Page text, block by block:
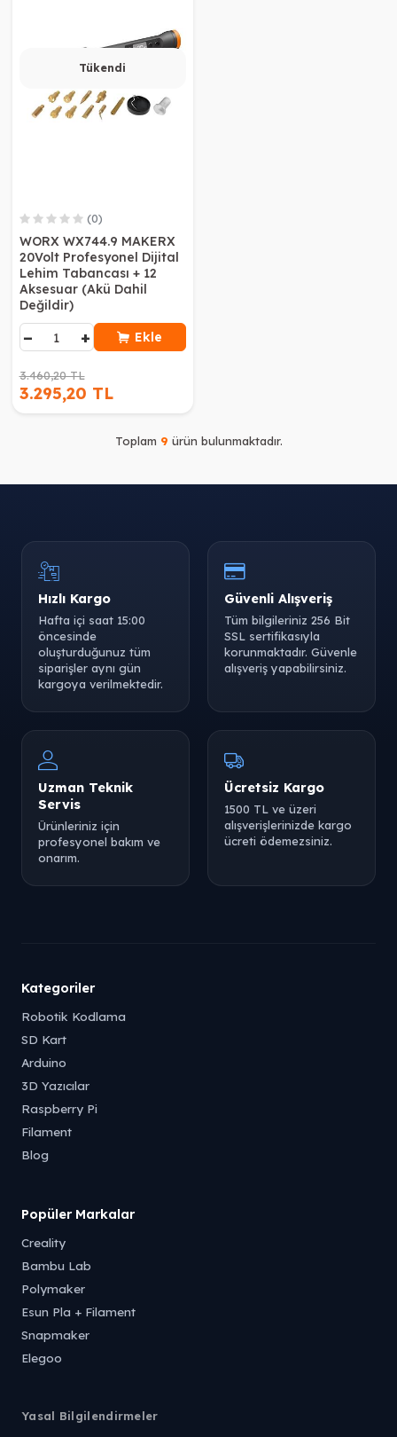
Tükendi
(0)
WORX WX744.9 MAKERX
20Volt Profesyonel Dijital
Lehim Tabancası + 12
Aksesuar (Akü Dahil
Değildir)
− + Ekle
3.460,20 TL
3.295,20 TL
Toplam 9 ürün bulunmaktadır.
Hızlı Kargo
Hafta içi saat 15:00
öncesinde
oluşturduğunuz tüm
siparişler aynı gün
kargoya verilmektedir.
Güvenli Alışveriş
Tüm bilgileriniz 256 Bit
SSL sertifikasıyla
korunmaktadır. Güvenle
alışveriş yapabilirsiniz.
Uzman Teknik
Servis
Ürünleriniz için
profesyonel bakım ve
onarım.
Ücretsiz Kargo
1500 TL ve üzeri
alışverişlerinizde kargo
ücreti ödemezsiniz.
Kategoriler
Robotik Kodlama
SD Kart
Arduino
3D Yazıcılar
Raspberry Pi
Filament
Blog
Popüler Markalar
Creality
Bambu Lab
Polymaker
Esun Pla + Filament
Snapmaker
Elegoo
Yasal Bilgilendirmeler